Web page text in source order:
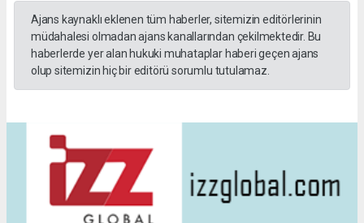
Ajans kaynaklı eklenen tüm haberler, sitemizin editörlerinin
müdahalesi olmadan ajans kanallarından çekilmektedir. Bu
haberlerde yer alan hukuki muhataplar haberi geçen ajans
olup sitemizin hiç bir editörü sorumlu tutulamaz.